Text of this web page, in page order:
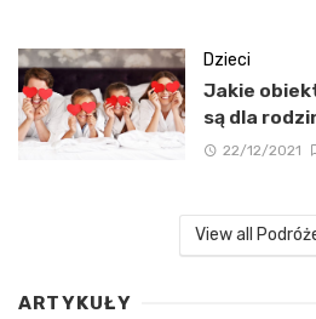
Dzieci
Jakie
są dla
22/12/2021
View all
ARTYKUŁY